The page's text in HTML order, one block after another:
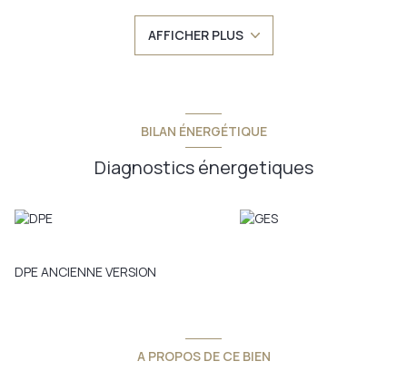
supplémentaires. Tout à l'égout, vmc. Le crépi extérieur est à
faire, l'ensemble demandera un rafraîchissement (peinture,
tapisserie, salle de bains). Située dans un petit lotissement à 1
Annonce proposée par un agent commercial
AFFICHER PLUS
BILAN ÉNERGÉTIQUE
Diagnostics énergetiques
DPE ANCIENNE VERSION
A PROPOS DE CE BIEN